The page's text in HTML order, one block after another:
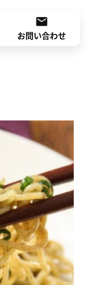
お問い合わせ